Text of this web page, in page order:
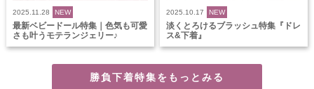
2025.11.28 NEW
最新ベビードール特集｜色気も可愛
さも叶うモテランジェリー♪
2025.10.17 NEW
淡くとろけるブラッシュ特集『ドレ
ス&下着』
勝負下着特集をもっとみる